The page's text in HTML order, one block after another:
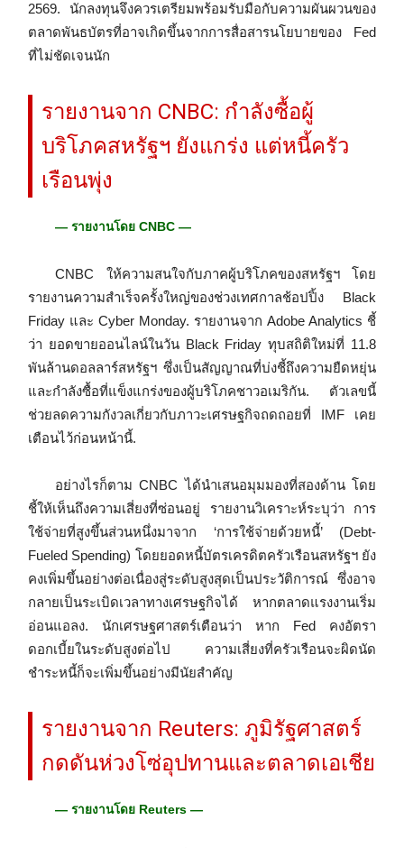
2569. นักลงทุนจึงควรเตรียมพร้อมรับมือกับความผันผวนของ
ตลาดพันธบัตรที่อาจเกิดขึ้นจากการสื่อสารนโยบายของ Fed
ที่ไม่ชัดเจนนัก
รายงานจาก CNBC: กำลังซื้อผู้
บริโภคสหรัฐฯ ยังแกร่ง แต่หนี้ครัว
เรือนพุ่ง
— รายงานโดย CNBC —
CNBC ให้ความสนใจกับภาคผู้บริโภคของสหรัฐฯ โดย
รายงานความสำเร็จครั้งใหญ่ของช่วงเทศกาลช้อปปิ้ง Black
Friday และ Cyber Monday. รายงานจาก Adobe Analytics ชี้
ว่า ยอดขายออนไลน์ในวัน Black Friday ทุบสถิติใหม่ที่ 11.8
พันล้านดอลลาร์สหรัฐฯ ซึ่งเป็นสัญญาณที่บ่งชี้ถึงความยืดหยุ่น
และกำลังซื้อที่แข็งแกร่งของผู้บริโภคชาวอเมริกัน. ตัวเลขนี้
ช่วยลดความกังวลเกี่ยวกับภาวะเศรษฐกิจถดถอยที่ IMF เคย
เตือนไว้ก่อนหน้านี้.
อย่างไรก็ตาม CNBC ได้นำเสนอมุมมองที่สองด้าน โดย
ชี้ให้เห็นถึงความเสี่ยงที่ซ่อนอยู่ รายงานวิเคราะห์ระบุว่า การ
ใช้จ่ายที่สูงขึ้นส่วนหนึ่งมาจาก ‘การใช้จ่ายด้วยหนี้’ (Debt-
Fueled Spending) โดยยอดหนี้บัตรเครดิตครัวเรือนสหรัฐฯ ยัง
คงเพิ่มขึ้นอย่างต่อเนื่องสู่ระดับสูงสุดเป็นประวัติการณ์ ซึ่งอาจ
กลายเป็นระเบิดเวลาทางเศรษฐกิจได้ หากตลาดแรงงานเริ่ม
อ่อนแอลง. นักเศรษฐศาสตร์เตือนว่า หาก Fed คงอัตรา
ดอกเบี้ยในระดับสูงต่อไป ความเสี่ยงที่ครัวเรือนจะผิดนัด
ชำระหนี้ก็จะเพิ่มขึ้นอย่างมีนัยสำคัญ
รายงานจาก Reuters: ภูมิรัฐศาสตร์
กดดันห่วงโซ่อุปทานและตลาดเอเชีย
— รายงานโดย Reuters —